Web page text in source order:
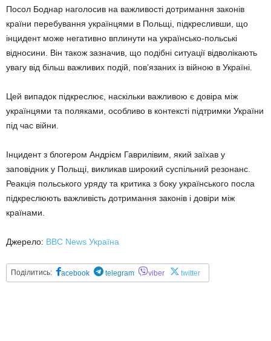
Посол Боднар наголосив на важливості дотримання законів
країни перебування українцями в Польщі, підкресливши, що
інцидент може негативно вплинути на українсько-польські
відносини. Він також зазначив, що подібні ситуації відволікають
увагу від більш важливих подій, пов’язаних із війною в Україні.
Цей випадок підкреслює, наскільки важливою є довіра між
українцями та поляками, особливо в контексті підтримки України
під час війни.
Інцидент з блогером Андрієм Гаврилівим, який заїхав у
заповідник у Польщі, викликав широкий суспільний резонанс.
Реакція польського уряду та критика з боку українського посла
підкреслюють важливість дотримання законів і довіри між
країнами.
Джерело: BBC News Україна
Поділитись: acebook telegram viber twitter